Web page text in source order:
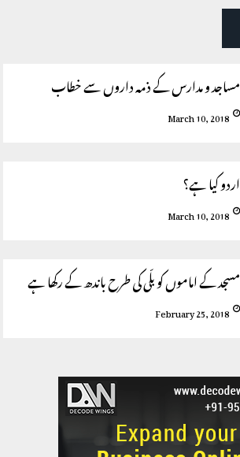
مساجد و مدارس کے ذمہ داروں سے خطاب
March 10, 2018
اردو کیا ہے؟
March 10, 2018
مسجد کے اماموں کو بلّی کی طرح باندھ کے رکھا ہے
February 25, 2018